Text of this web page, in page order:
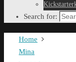
Search for:
Home
Mina